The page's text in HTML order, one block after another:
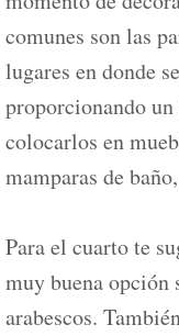
comunes son las
lugares en donde
proporcionando
colocarlos en
mamparas de
Para el cuarto te
muy buena opción
arabescos.